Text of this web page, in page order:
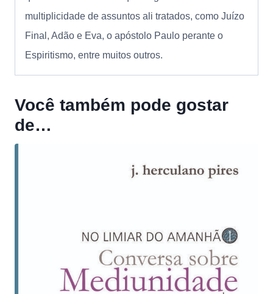
multiplicidade de assuntos ali tratados, como Juízo
Final, Adão e Eva, o apóstolo Paulo perante o
Espiritismo, entre muitos outros.
Você também pode gostar
de…